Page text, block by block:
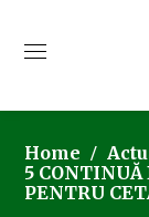
Home
5 CONTINUĂ
PENTRU